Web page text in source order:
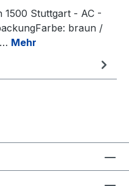
1500 Stuttgart - AC -
braun /
Mehr